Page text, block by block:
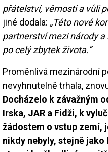
přátelství, věrnosti a vůli
jiné dodala: „Této nové
partnerství mezi národy
po celý zbytek života.“
Proměnlivá mezinárodní
nevyhnutelně trhala,
Docházelo k závažným
Irska, JAR a Fidži, k
žádostem o vstup zemí,
nikdy nebyly, stejně